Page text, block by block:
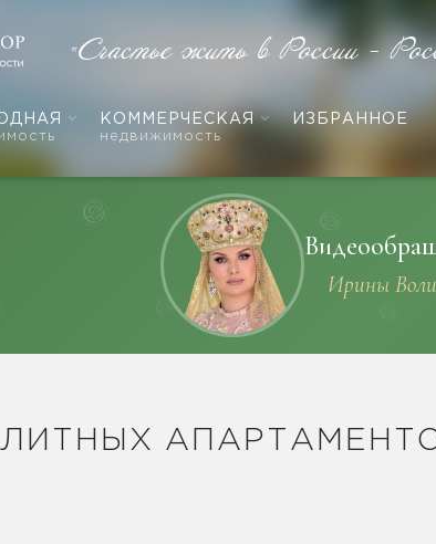
КОММЕРЧЕСКАЯ
недвижимость
ИЗБРАННОЕ
«Счастье жить в России -
Ирины